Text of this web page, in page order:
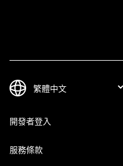
開發者登入
服務條款